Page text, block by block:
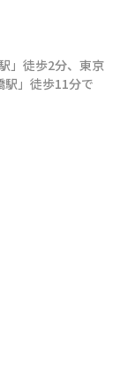
」 徒歩2分、 東京
駅 」 徒歩11分で